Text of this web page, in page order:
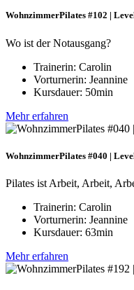
WohnzimmerPilates #102 |
Wo ist der Notausgang?
Trainerin: Carolin
Vorturnerin: Jeannine
Kursdauer: 50min
Mehr erfahren
WohnzimmerPilates #040 |
Pilates ist Arbeit, Arbeit,
Trainerin: Carolin
Vorturnerin: Jeannine
Kursdauer: 63min
Mehr erfahren